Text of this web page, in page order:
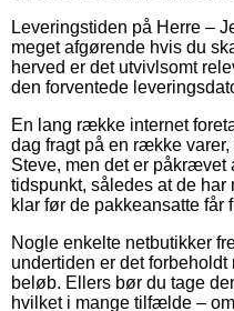
Leveringstiden på Herre –
meget afgørende hvis du
herved er det utvivlsomt
den forventede
En lang række internet
dag fragt på en række
Steve, men det er påkrævet
tidspunkt, således at de har
klar før de pakkeansatte får
Nogle enkelte netbutikker
undertiden er det
beløb. Ellers bør du tage
hvilket i mange tilfælde –